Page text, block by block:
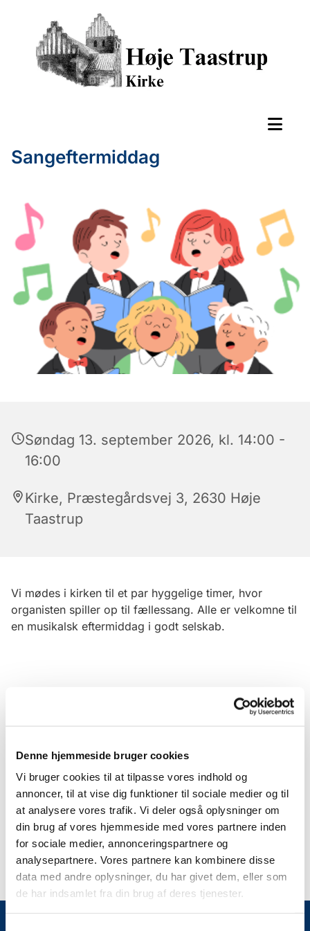
Denne hjemmeside bruger cookies
Vi bruger cookies til at tilpasse vores indhold og
annoncer, til at vise dig funktioner til sociale medier og til
at analysere vores trafik. Vi deler også oplysninger om
din brug af vores hjemmeside med vores partnere inden
for sociale medier, annonceringspartnere og
analysepartnere. Vores partnere kan kombinere disse
data med andre oplysninger, du har givet dem, eller som
de har indsamlet fra din brug af deres tjenester.
Sangeftermiddag
Søndag 13. september 2026, kl. 14:00 -
16:00
Kirke, Præstegårdsvej 3, 2630 Høje
Taastrup
Vi mødes i kirken til et par hyggelige timer, hvor
organisten spiller op til fællessang. Alle er velkomne til
en musikalsk eftermiddag i godt selskab.